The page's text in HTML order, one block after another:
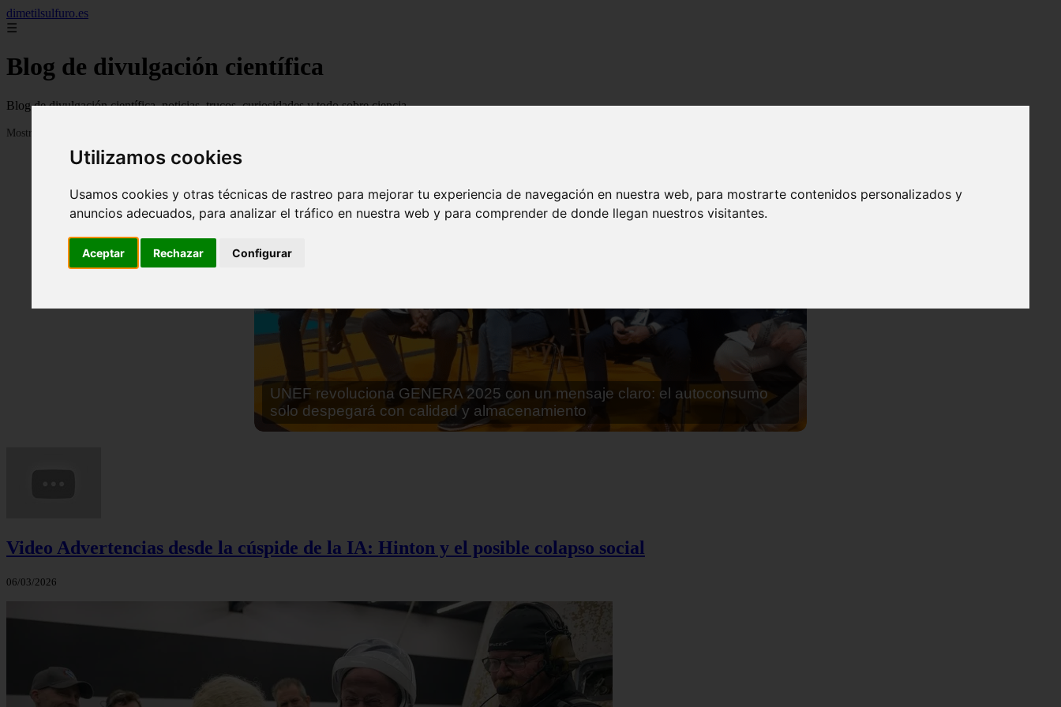
Utilizamos cookies
Usamos cookies y otras técnicas de rastreo para mejorar tu experiencia de navegación en nuestra web, para mostrarte contenidos personalizados y
anuncios adecuados, para analizar el tráfico en nuestra web y para comprender de donde llegan nuestros visitantes.
Aceptar Rechazar Configurar
dimetilsulfuro.es
☰
Blog de divulgación científica
Blog de divulgación científica, noticias, trucos, curiosidades y todo sobre ciencia
Mostrando 1 - 24 de 907 artículos
En África harán lo que parecía imposible: Utilizarán moléculas de agua para
cocinar sus alimentos
Video Advertencias desde la cúspide de la IA: Hinton y el posible colapso social
06/03/2026